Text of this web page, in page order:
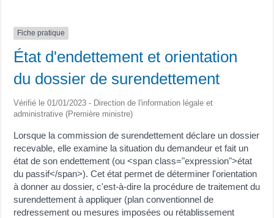
Fiche pratique
État d'endettement et orientation
du dossier de surendettement
Vérifié le 01/01/2023 - Direction de l'information légale et
administrative (Première ministre)
Lorsque la commission de surendettement déclare un dossier
recevable, elle examine la situation du demandeur et fait un
état de son endettement (ou <span class="expression">état
du passif</span>). Cet état permet de déterminer l'orientation
à donner au dossier, c'est-à-dire la procédure de traitement du
surendettement à appliquer (plan conventionnel de
redressement ou mesures imposées ou rétablissement